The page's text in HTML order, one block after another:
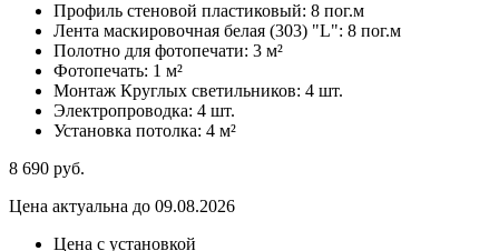
Профиль стеновой пластиковый: 8 пог.м
Лента маскировочная белая (303) "L": 8 пог.м
Полотно для фотопечати: 3 м²
Фотопечать: 1 м²
Монтаж Круглых светильников: 4 шт.
Электропроводка: 4 шт.
Установка потолка: 4 м²
8 690 руб.
Цена актуальна до 09.08.2026
Цена с установкой